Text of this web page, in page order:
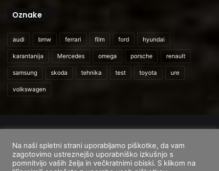
Oznake
audi bmw ferrari film ford hyundai
karantanija Mercedes omega porsche renault
samsung skoda tehnika test toyota ure
volkswagen
Domov
O nas Cenik storitev Pogoji uporabe
Na naši spletni strani uporabljamo piškotke, da vam
zagotovimo ustreznejšo uporabniško izkušnjo s
pomnitvijo vaših želja in večkratnimi obiski. S klikom na